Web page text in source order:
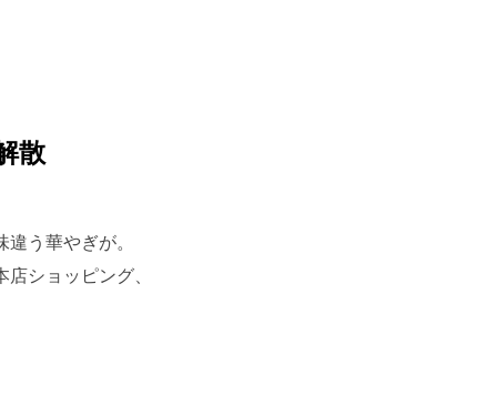
散
う華やぎが。
ショッピング、